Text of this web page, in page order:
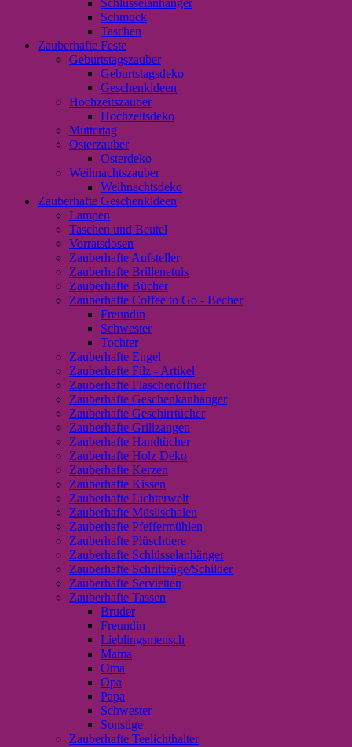
Schmuck
Taschen
Zauberhafte Feste
Geburtstagszauber
Geburtstagsdeko
Geschenkideen
Hochzeitszauber
Hochzeitsdeko
Muttertag
Osterzauber
Osterdeko
Weihnachtszauber
Weihnachtsdeko
Zauberhafte Geschenkideen
Lampen
Taschen und Beutel
Vorratsdosen
Zauberhafte Aufsteller
Zauberhafte Brillenetuis
Zauberhafte Bücher
Zauberhafte Coffee to Go - Becher
Freundin
Schwester
Tochter
Zauberhafte Engel
Zauberhafte Filz - Artikel
Zauberhafte Flaschenöffner
Zauberhafte Geschenkanhänger
Zauberhafte Geschirrtücher
Zauberhafte Grillzangen
Zauberhafte Handtücher
Zauberhafte Holz Deko
Zauberhafte Kerzen
Zauberhafte Kissen
Zauberhafte Lichterwelt
Zauberhafte Müslischalen
Zauberhafte Pfeffermühlen
Zauberhafte Plüschtiere
Zauberhafte Schlüsselanhänger
Zauberhafte Schriftzüge/Schilder
Zauberhafte Servietten
Zauberhafte Tassen
Bruder
Freundin
Lieblingsmensch
Mama
Oma
Opa
Papa
Schwester
Sonstige
Zauberhafte Teelichthalter